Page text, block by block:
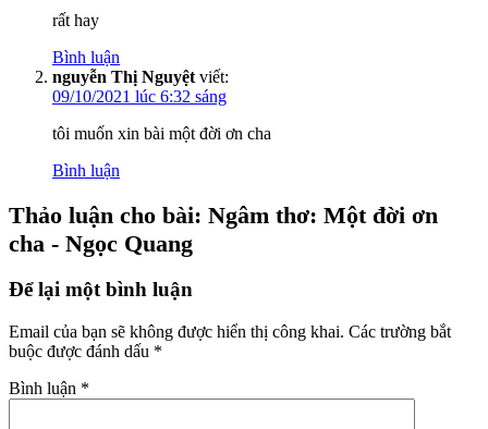
rất hay
Bình luận
nguyễn Thị Nguyệt viết:
09/10/2021 lúc 6:32 sáng
tôi muốn xin bài một đời ơn cha
Bình luận
Thảo luận cho bài: Ngâm thơ: Một đời ơn
cha - Ngọc Quang
Để lại một bình luận
Email của bạn sẽ không được hiển thị công khai. Các trường bắt
buộc được đánh dấu *
Bình luận *